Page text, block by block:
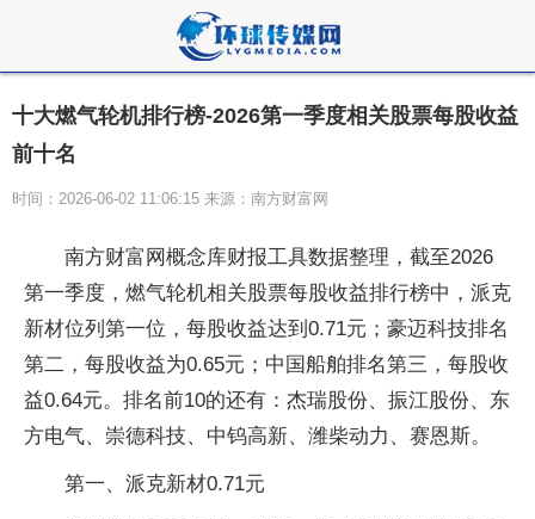
十大燃气轮机排行榜-2026第一季度相关股票每股收益
前十名
时间：2026-06-02 11:06:15 来源：南方财富网
南方财富网概念库财报工具数据整理，截至2026
第一季度，燃气轮机相关股票每股收益排行榜中，派克
新材位列第一位，每股收益达到0.71元；豪迈科技排名
第二，每股收益为0.65元；中国船舶排名第三，每股收
益0.64元。排名前10的还有：杰瑞股份、振江股份、东
方电气、崇德科技、中钨高新、潍柴动力、赛恩斯。
第一、派克新材0.71元